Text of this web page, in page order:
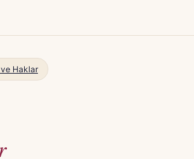
Haklar